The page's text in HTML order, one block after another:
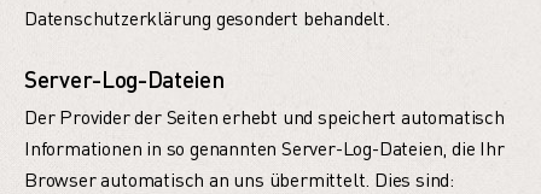
Datenschutzerklärung gesondert behandelt.
Server-Log-Dateien
Der Provider der Seiten erhebt und speichert automatisch
Informationen in so genannten Server-Log-Dateien, die Ihr
Browser automatisch an uns übermittelt. Dies sind: